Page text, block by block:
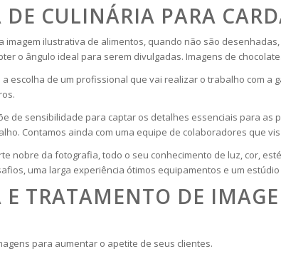
DE CULINÁRIA PARA
imagem ilustrativa de alimentos, quando não são
o ângulo ideal para serem divulgadas. Imagens de
escolha de um profissional que vai realizar o trabalho com
de sensibilidade para captar os detalhes essenciais para
Contamos ainda com uma equipe de colaboradores que
nobre da fotografia, todo o seu conhecimento de luz, cor,
uma larga experiência ótimos equipamentos e um
E TRATAMENTO DE
para aumentar o apetite de seus clientes.